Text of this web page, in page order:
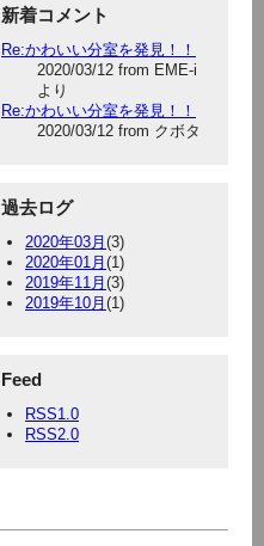
新着コメント
Re:かわいい分室を発見！！
2020/03/12 from EME-i
より
Re:かわいい分室を発見！！
2020/03/12 from クボタ
過去ログ
2020年03月 (3)
2020年01月 (1)
2019年11月 (3)
2019年10月 (1)
Feed
RSS1.0
RSS2.0